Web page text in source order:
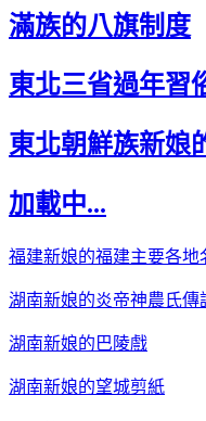
滿族的八旗制度
東北三省過年習
東北朝鮮族新娘
加載中...
福建新娘的福建主要各地
湖南新娘的炎帝神農氏傳
湖南新娘的巴陵戲
湖南新娘的望城剪紙